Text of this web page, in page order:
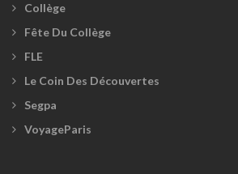
Collège
Fête Du Collège
FLE
Le Coin Des Découvertes
Segpa
VoyageParis